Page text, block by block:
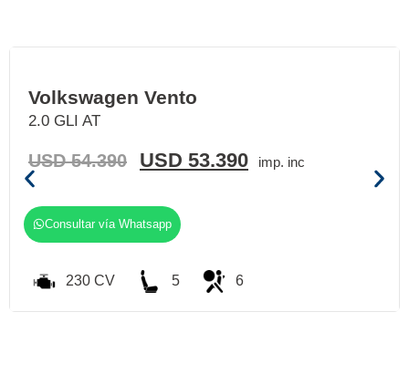
Volkswagen Vento
2.0 GLI AT
USD54.390 USD 53.390 imp. inc
Consultar vía Whatsapp
230 CV 5 6